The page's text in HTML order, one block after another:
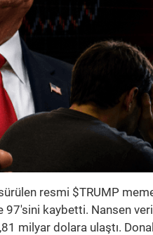
resmi $TRUMP
97'sini kaybetti. Nansen
milyar dolara ulaştı.